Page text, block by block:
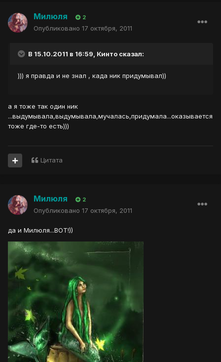
Милюля 2
Опубликовано 17 октября, 2011
В 15.10.2011 в 16:59, Кинто сказал:
))) я правда и не знал , када ник придумывал))
а я тоже так один ник
...выдумывала,выдумывала,мучалась,придумала...оказывается
тоже где-то есть)))
Цитата
Милюля 2
Опубликовано 17 октября, 2011
да и Милюля...ВОТ!))